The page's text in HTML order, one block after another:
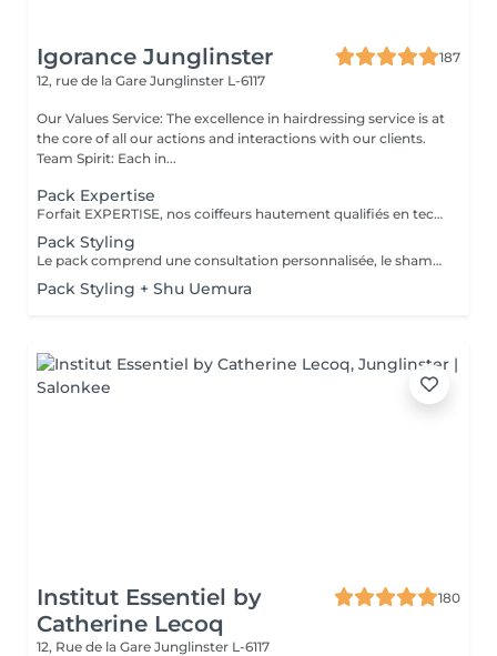
Igorance Junglinster
187
12, rue de la Gare Junglinster L-6117
Our Values Service: The excellence in hairdressing service is at
the core of all our actions and interactions with our clients.
Team Spirit: Each in...
Pack Expertise
Forfait EXPERTISE, nos coiffeurs hautement qualifiés en technique anglo-saxonne, en formation continu et diplômés d’une académie anglaise à Paris. Vous offre une séance d’une heure avec votre coach en suivi beauté. Ce pack inclus : 1 h de prestation Un diagnostique personnalisé Shampoing spécifique Haircare Conditioner spécifique Produit de coiffage Coupe Styling Produit de finition
Pack Styling
Le pack comprend une consultation personnalisée, le shampooing et le conditionneur spécifiques REDKEN , le séchage et les produits de styling REDKEN * Tarifs à titre indicatifs à confirmer après la consultation personnalisée établit auprès de votre coiffeur/stylist/spécialiste * La direction se réserve le droit d’apporter des modifications pour le bon fonctionnement du salon
Pack Styling + Shu Uemura
Institut Essentiel by
Catherine Lecoq
180
12, Rue de la Gare Junglinster L-6117